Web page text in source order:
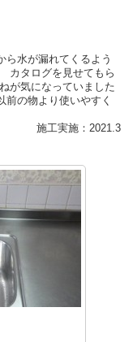
ら水が漏れてくるよう
カタログを見せてもら
が気になっていました
前の物より使いやすく
施工実施：2021.3